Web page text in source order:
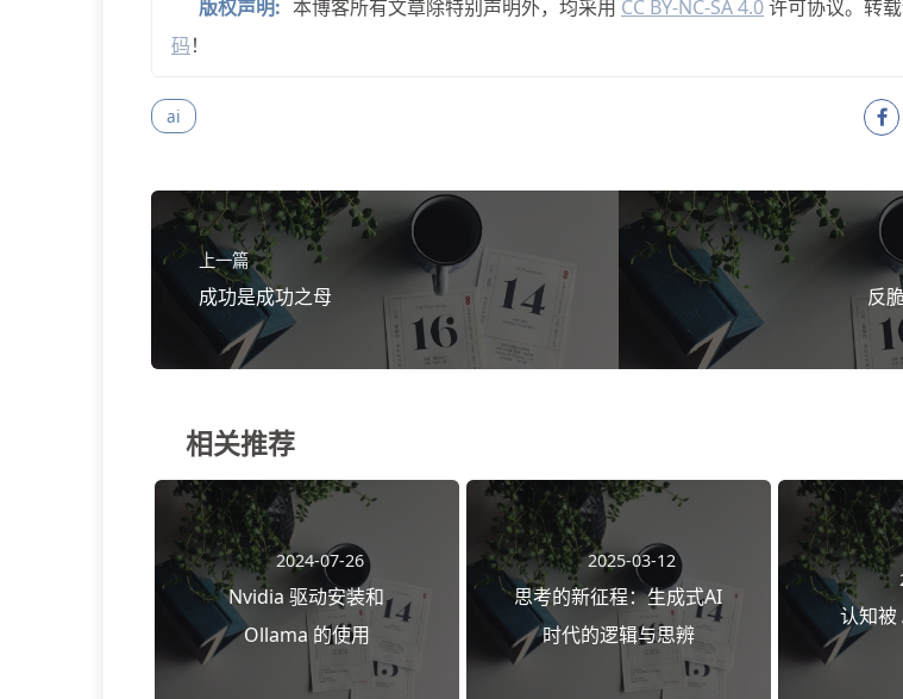
版权声明: 本博客所有文章除特别声明外，均采用 CC BY-NC-SA 4.0许可协议。转
码！
ai
上一篇
成功是成功之母 反
相关推荐
2024-07-26
Nvidia 驱动安装和
Ollama 的使用
2025-03-12
思考的新征程：生成式AI
时代的逻辑与思辨
认知被